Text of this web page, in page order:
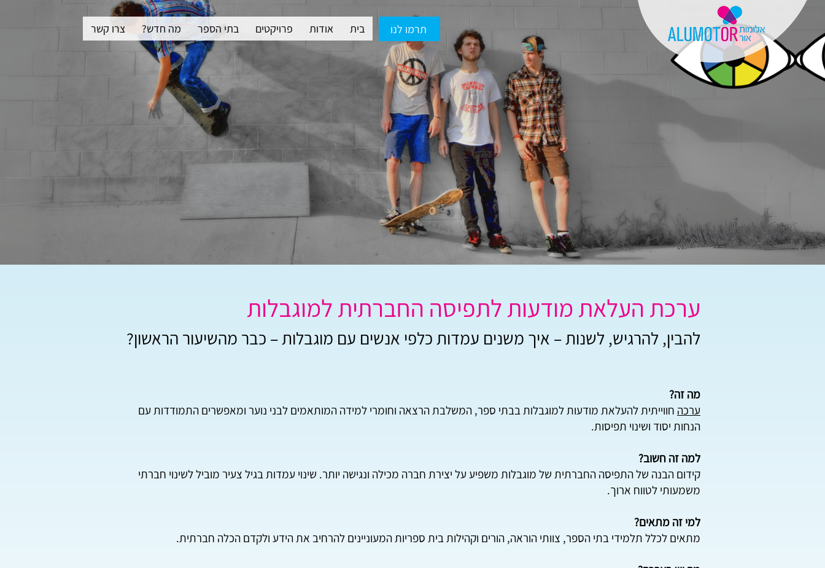
בית אודות פרויקטים בתי הספר מה חדש? צרו קשר תרמו לנו
ערכת העלאת מודעות לתפיסה החברתית למוגבלות
להבין, להרגיש, לשנות – איך משנים עמדות כלפי אנשים עם מוגבלות – כבר מהשיעור הראשון?
מה זה?
ערכה חווייתית להעלאת מודעות למוגבלות בבתי ספר, המשלבת הרצאה וחומרי למידה המותאמים לבני נוער ומאפשרים התמודדות עם
הנחות יסוד ושינוי תפיסות.
למה זה חשוב?
קידום הבנה של התפיסה החברתית של מוגבלות משפיע על יצירת חברה מכילה ונגישה יותר. שינוי עמדות בגיל צעיר מוביל לשינוי חברתי
משמעותי לטווח ארוך.
למי זה מתאים?
מתאים לכלל תלמידי בתי הספר, צוותי הוראה, הורים וקהילות בית ספריות המעוניינים להרחיב את הידע ולקדם הכלה חברתית.